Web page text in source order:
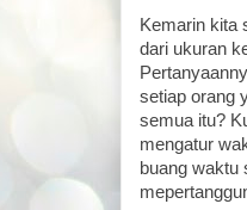
Kemarin kita
dari ukuran
setiap orang
semua itu?
mengatur
buang waktu